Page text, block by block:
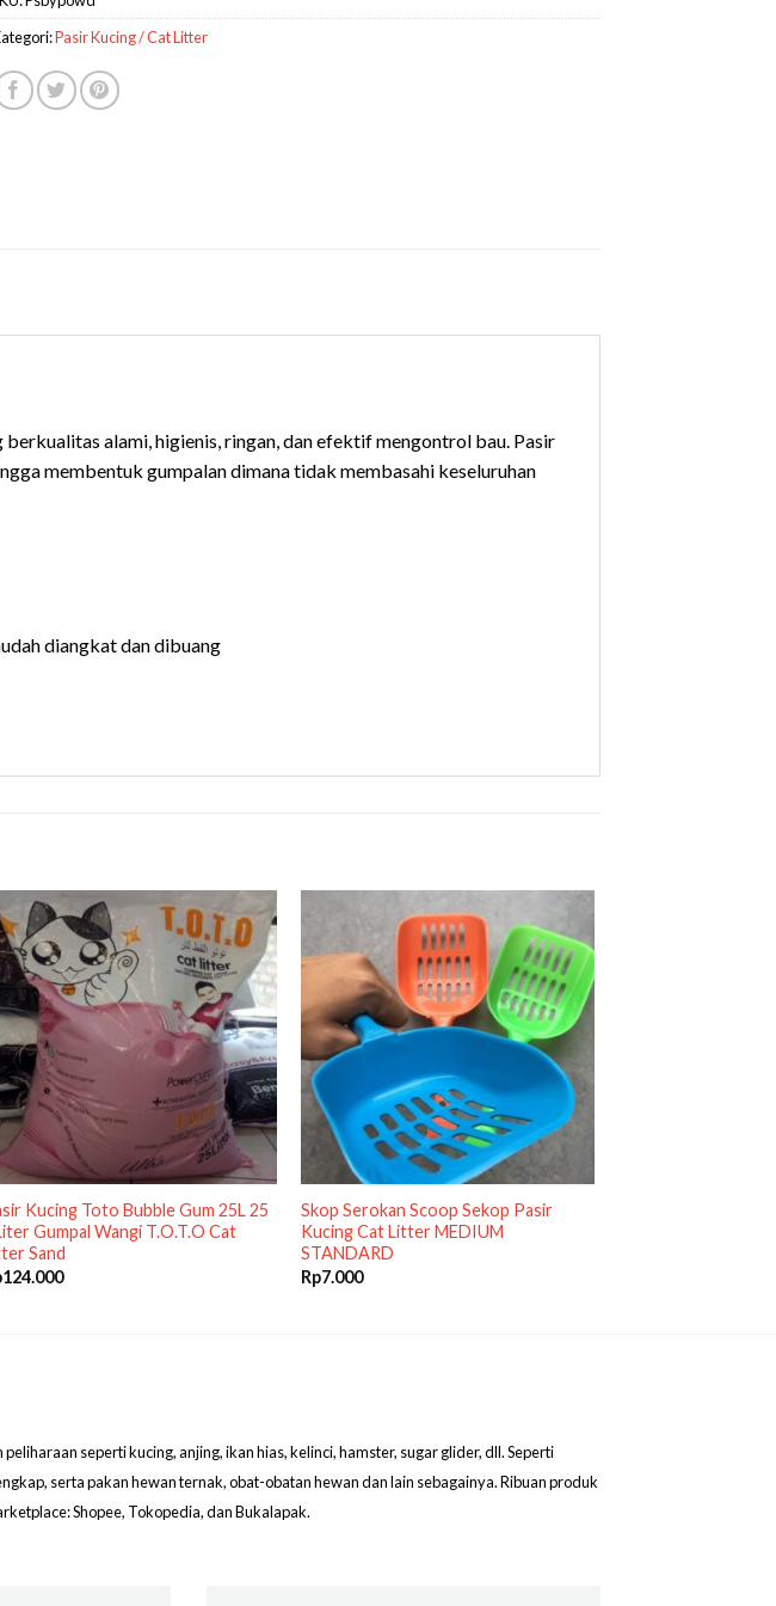
Pasir Kucing / Cat Litter
alami, higienis, ringan, dan efektif mengontrol bau. Pasir
membentuk gumpalan dimana tidak membasahi keseluruhan
diangkat dan dibuang
Kucing Toto Bubble Gum 25L 25
Gumpal Wangi T.O.T.O Cat
Sand
124.000
Skop Serokan Scoop Sekop Pasir
Kucing Cat Litter MEDIUM
STANDARD
Rp7.000
seperti kucing, anjing, ikan hias, kelinci, hamster, sugar glider, dll. Seperti
serta pakan hewan ternak, obat-obatan hewan dan lain sebagainya. Ribuan produk
Shopee, Tokopedia, dan Bukalapak.